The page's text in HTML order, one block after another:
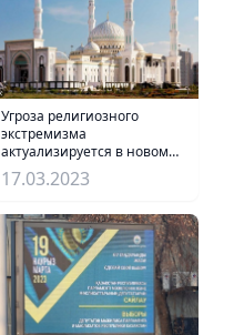
Угроза религиозного
экстремизма
актуализируется в новом
ключе – эксперт
17.03.2023